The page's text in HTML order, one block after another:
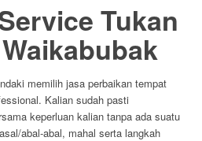
Tukan
memilih jasa perbaikan tempat
Kalian sudah pasti
keperluan kalian tanpa ada suatu
abal-abal, mahal serta langkah